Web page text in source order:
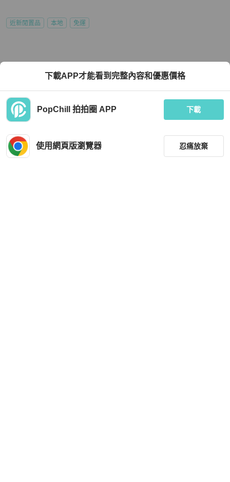
近新閒置品 本地 免運
下載APP才能看到完整內容和優惠價格
PopChill 拍拍圈 APP 下載
使用網頁版瀏覽器 忍痛放棄